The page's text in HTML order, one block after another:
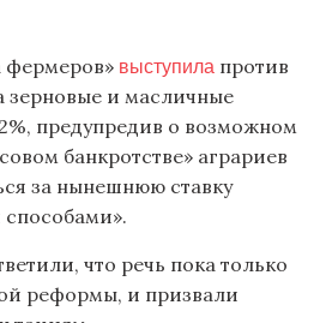
фермеров» выступила против
и масличные
предупредив о возможном
банкротстве» аграриев
за нынешнюю ставку
что речь пока только
реформы, и призвали